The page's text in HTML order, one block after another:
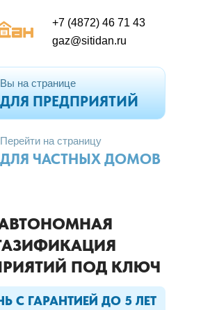
ПОД КЛЮЧ
С ГАРАНТИЕЙ ДО 5 ЛЕТ
+7 (4872) 46 71 43
gaz@sitidan.ru
Вы на странице
Перейти на страницу
ДЛЯ ЧАСТНЫХ ДОМОВ
ДЛЯ ПРЕДПРИЯТИЙ